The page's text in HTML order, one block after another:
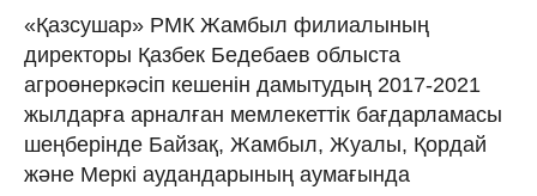
«Қазсушар» РМК Жамбыл филиалының
директоры Қазбек Бедебаев облыста
агроөнеркәсіп кешенін дамытудың 2017-2021
жылдарға арналған мемлекеттік бағдарламасы
шеңберінде Байзақ, Жамбыл, Жуалы, Қордай
және Меркі аудандарының аумағында